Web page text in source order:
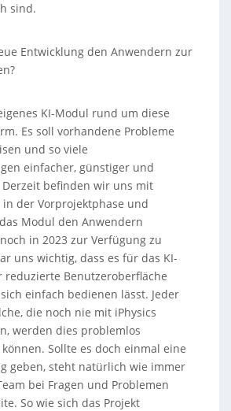
sind.
Entwicklung den Anwendern zur
KI-Modul rund um diese
Es soll vorhandene Probleme
und so viele
einfacher, günstiger und
befinden wir uns mit
der Vorprojektphase und
Modul den Anwendern
in 2023 zur Verfügung zu
uns wichtig, dass es für das KI-
reduzierte Benutzeroberfläche
einfach bedienen lässt. Jeder
die noch nie mit iPhysics
werden dies problemlos
Sollte es doch einmal eine
geben, steht natürlich wie immer
bei Fragen und Problemen
So wie sich das Projekt